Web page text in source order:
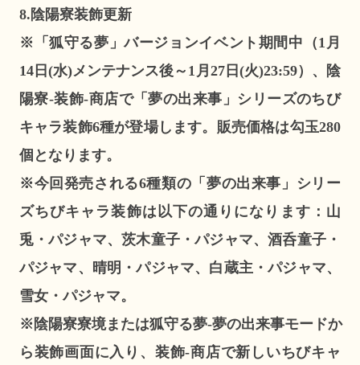
8.陰陽寮装飾更新
※「狐守る夢」バージョンイベント期間中（1月
14日(水)メンテナンス後～1月27日(火)23:59）、陰
陽寮-装飾-商店で「夢の出来事」シリーズのちび
キャラ装飾6種が登場します。販売価格は勾玉280
個となります。
※今回発売される6種類の「夢の出来事」シリー
ズちびキャラ装飾は以下の通りになります：山
兎・パジャマ、茨木童子・パジャマ、酒呑童子・
パジャマ、晴明・パジャマ、白蔵主・パジャマ、
雪女・パジャマ。
※陰陽寮寮境または狐守る夢-夢の出来事モードか
ら装飾画面に入り、装飾-商店で新しいちびキャ